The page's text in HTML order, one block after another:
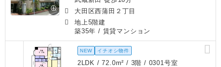
大田区西蒲田２丁目
地上5階建
築35年 / 賃貸マンション
NEW イチオシ物件
2LDK / 72.0m² / 3階 / 0301号室